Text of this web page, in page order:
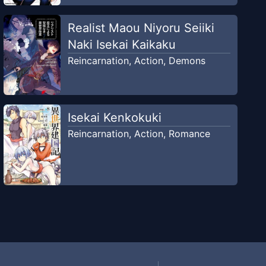
Realist Maou Niyoru Seiiki
Naki Isekai Kaikaku
Reincarnation, Action, Demons
Isekai Kenkokuki
Reincarnation, Action, Romance